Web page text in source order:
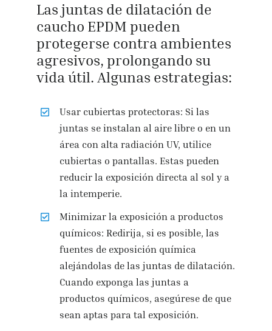
Las juntas de dilatación de
caucho EPDM pueden
protegerse contra ambientes
agresivos, prolongando su
vida útil. Algunas estrategias:
Usar cubiertas protectoras: Si las
juntas se instalan al aire libre o en un
área con alta radiación UV, utilice
cubiertas o pantallas. Estas pueden
reducir la exposición directa al sol y a
la intemperie.
Minimizar la exposición a productos
químicos: Redirija, si es posible, las
fuentes de exposición química
alejándolas de las juntas de dilatación.
Cuando exponga las juntas a
productos químicos, asegúrese de que
sean aptas para tal exposición.